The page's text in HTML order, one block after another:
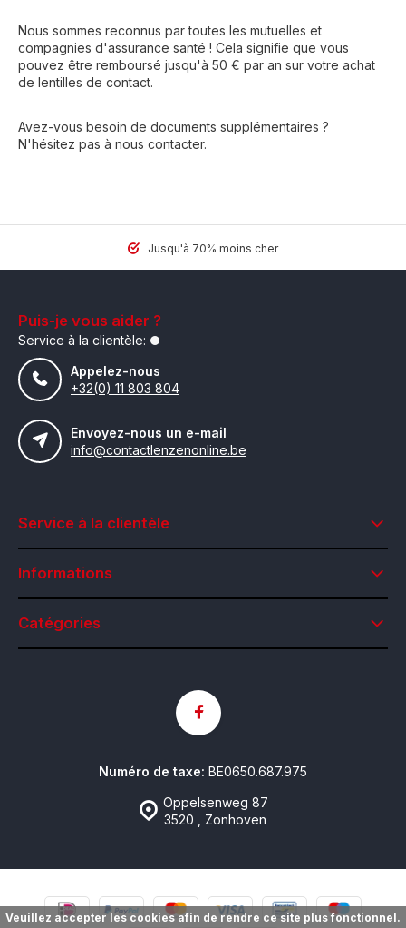
Nous sommes reconnus par toutes les mutuelles et
compagnies d'assurance santé ! Cela signifie que vous
pouvez être remboursé jusqu'à 50 € par an sur votre achat
de lentilles de contact.
Avez-vous besoin de documents supplémentaires ?
N'hésitez pas à nous contacter.
Jusqu'à 70% moins cher
Puis-je vous aider ?
Service à la clientèle:
Appelez-nous
+32(0) 11 803 804
Envoyez-nous un e-mail
info@contactlenzenonline.be
Service à la clientèle
Informations
Catégories
Oppelsenweg 87
3520 , Zonhoven
Numéro de taxe: BE0650.687.975
Veuillez accepter les cookies afin de rendre ce site plus fonctionnel.